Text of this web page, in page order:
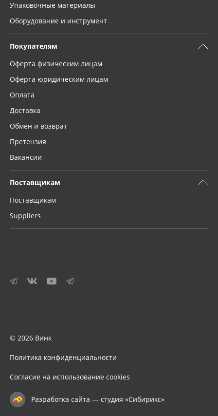
Упаковочные материалы
Оборудование и инструмент
Покупателям
Оферта физическим лицам
Оферта юридическим лицам
Оплата
Доставка
Обмен и возврат
Претензия
Вакансии
Поставщикам
Поставщикам
Suppliers
© 2026 Винк
Политика конфиденциальности
Согласие на использование cookies
Разработка сайта — студия «Сибирикс»